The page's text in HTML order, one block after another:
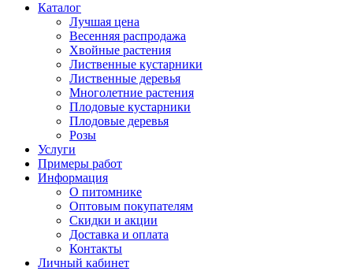
Каталог
Лучшая цена
Весенняя распродажа
Хвойные растения
Лиственные кустарники
Лиственные деревья
Многолетние растения
Плодовые кустарники
Плодовые деревья
Розы
Услуги
Примеры работ
Информация
О питомнике
Оптовым покупателям
Скидки и акции
Доставка и оплата
Контакты
Личный кабинет